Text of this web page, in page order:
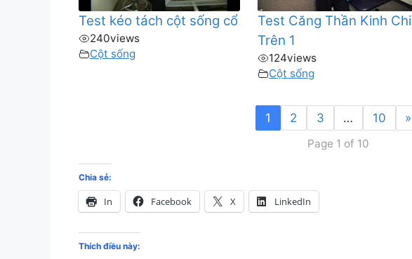
Test kéo tách cột sống cổ
240views
Cột sống
Test Căng Thần Kinh Chi
Trên 1
124views
Cột sống
1 2 3 … 10 »
Page 1 of 10
Chia sẻ:
In Facebook X LinkedIn
Thích điều này: